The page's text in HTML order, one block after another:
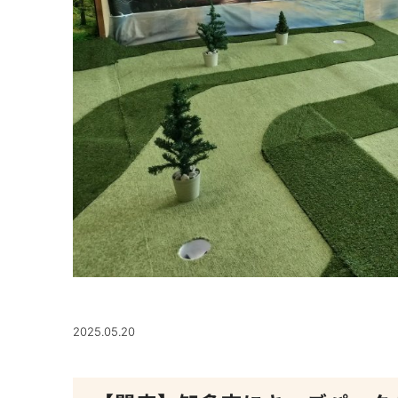
2025.05.20